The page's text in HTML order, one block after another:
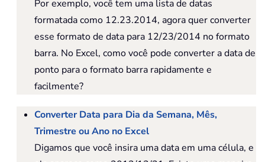
Por exemplo, você tem uma lista de datas
formatada como 12.23.2014, agora quer converter
esse formato de data para 12/23/2014 no formato
barra. No Excel, como você pode converter a data de
ponto para o formato barra rapidamente e
facilmente?
Converter Data para Dia da Semana, Mês,
Trimestre ou Ano no Excel
Digamos que você insira uma data em uma célula, e